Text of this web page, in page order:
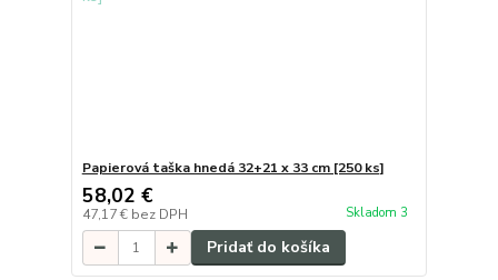
Papierová taška hnedá 32+21 x 33 cm [250 ks]
58,02 €
47,17 € bez DPH Skladom 3
Pridať do košíka